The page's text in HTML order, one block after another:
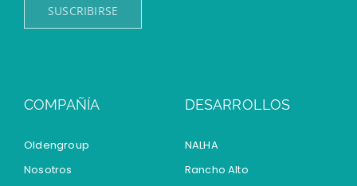
SUSCRIBIRSE
COMPAÑÍA
Oldengroup
Nosotros
DESARROLLOS
NALHA
Rancho Alto